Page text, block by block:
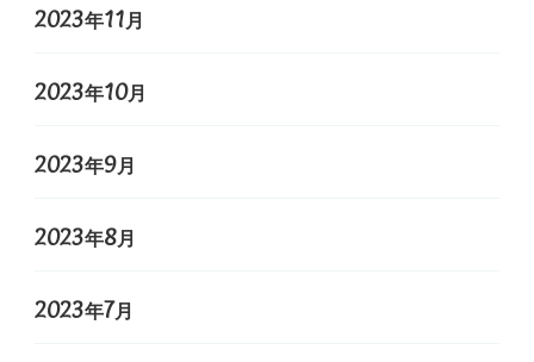
2023年11月
2023年10月
2023年9月
2023年8月
2023年7月